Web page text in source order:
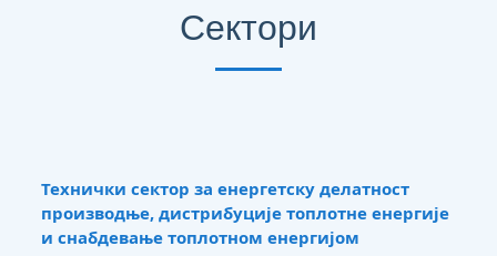
Сектори
Технички сектор за енергетску делатност
производње, дистрибуције топлотне енергије
и снабдевање топлотном енергијом